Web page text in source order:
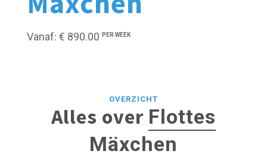
Vanaf: € 890.00 PER WEEK
OVERZICHT
Alles over Flottes
Mäxchen